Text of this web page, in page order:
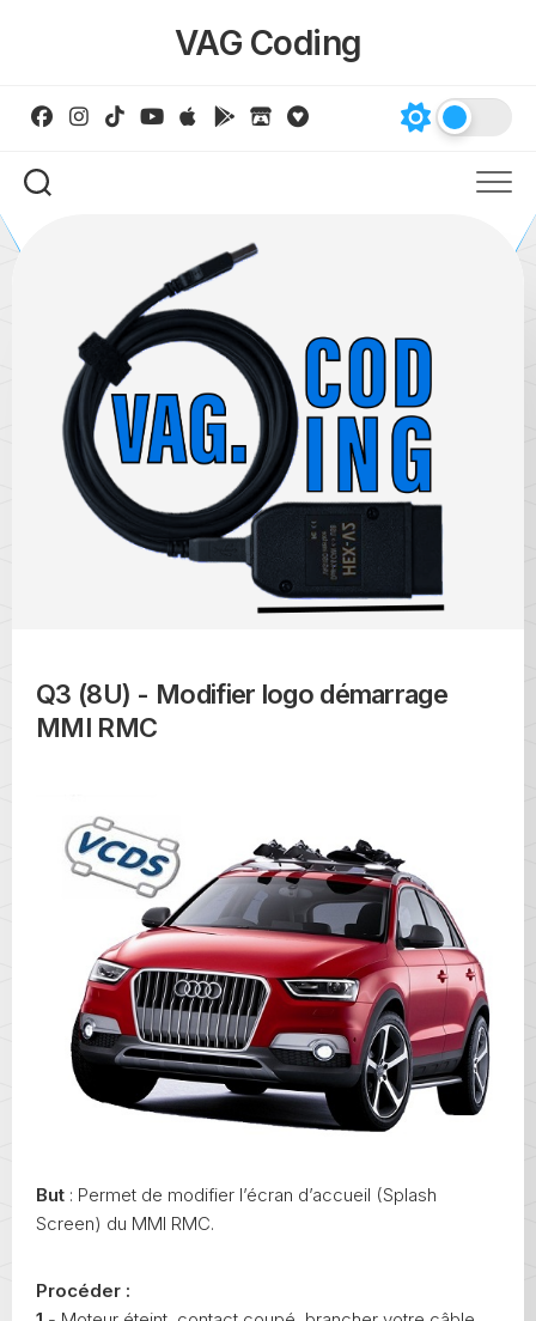
VAG Coding
Q3 (8U) - Modifier logo démarrage
MMI RMC
But : Permet de modifier l’écran d’accueil (Splash
Screen) du MMI RMC.
Procéder :